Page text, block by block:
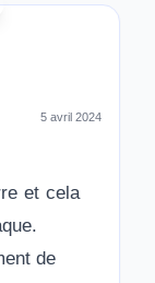
5 avril 2024
et cela
de